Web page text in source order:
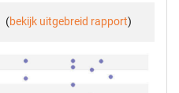
(bekijk uitgebreid rapport)